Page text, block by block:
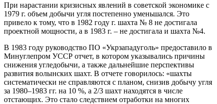
При нарастании кризисных явлений в советской экономике с
1979 г. объем добычи угля постепенно уменьшался. Это
привело к тому, что в 1982 году г. шахта № 8 не достигала
проектной мощности, а в 1983 г. – не достигала и шахта №4.
В 1983 году руководство ПО «Укрзападуголь» предоставило в
Минуглепром УССР отчет, в котором указывались причины
снижения угледобычи, а также дальнейшие перспективы
развития волынских шахт. В отчете говорилось: «шахты
систематически не справляются с планом, снизив добычу угля
за 1980–1983 гг. на 10 %, а 2/3 шахт находятся в числе
отстающих. Это стало следствием отработки на многих